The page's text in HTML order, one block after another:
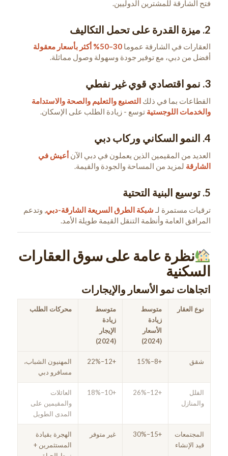
فتح الشارقة للمشترين الدوليين.
2. ميزة القدرة على تحمل التكاليف
العقارات في الشارقة عموما 30–50% أكثر بأسعار معقولة
أفضل من دبي، مع توفير جودة وسهولة وصول مماثلة.
3. نمو اقتصادي قوي غير نفطي
القطاعات بما في ذلك التصنيع والتعليم والصحة والاستدامة
والخدمات اللوجستية توسع - زيادة الطلب على الإسكان.
4. النمو السكاني وركاب دبي
العديد من المقيمين الذين يعملون في دبي الآن أعيش في
الشارقة لمزيد من المساحة والجودة والقيمة.
5. توسيع البنية التحتية
ترقيات مستمرة لـ شبكة الطرق السريعة الشارقة-دبي, وتدعم
المرافق العامة وأنظمة التنقل القيمة طويلة الأمد.
نظرة عامة على سوق العقارات
السكنية
اتجاهات نمو الأسعار والإيجارات
نوع العقار
متوسط
زيادة
الأسعار
(2024)
متوسط
زيادة
الإيجار
(2024)
محركات الطلب
شقق +8–15%
+12–22%
المهنيون الشباب،
مسافرو دبي
الفلل
والمنازل
+12–26%
+10–18%
العائلات
والمقيمين على
المدى الطويل
المجتمعات
قيد الإنشاء
+15–30% غير متوفر
الهجرة بقيادة
المستثمرين +